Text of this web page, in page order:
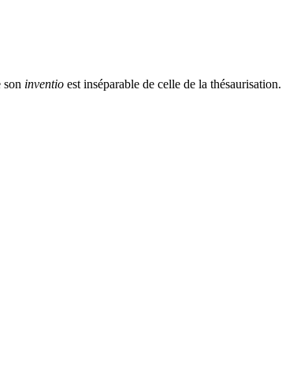
son inventio est inséparable de celle de la thésaurisation.